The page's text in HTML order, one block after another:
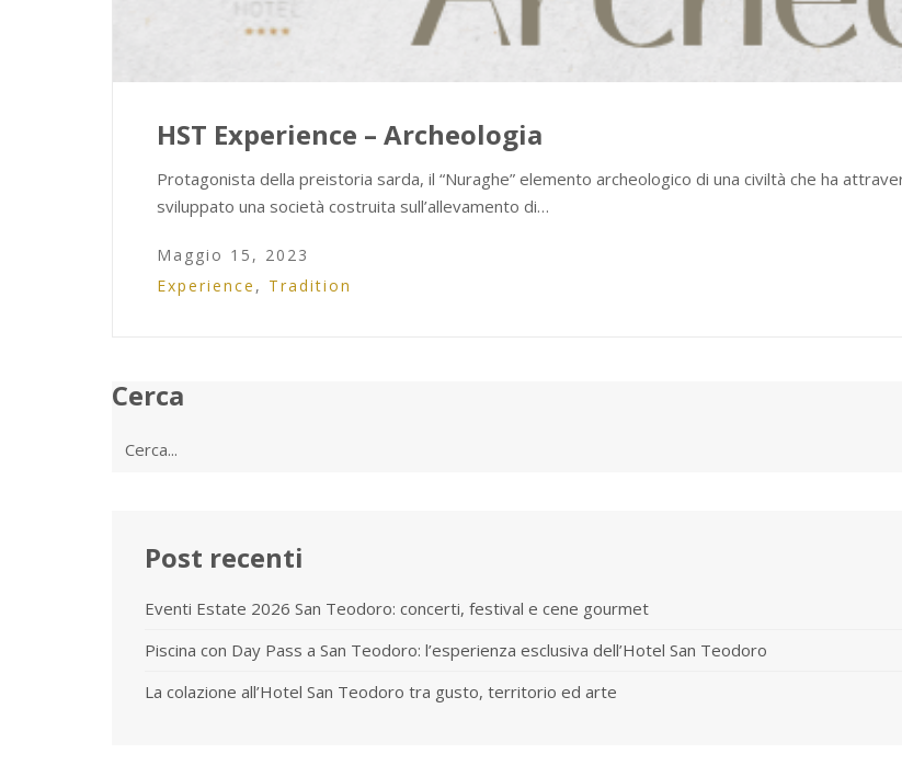
HST Experience – Archeologia
Protagonista della preistoria sarda, il “Nuraghe” elemento archeologico di una civiltà che ha
sviluppato una società costruita sull’allevamento di…
Maggio 15, 2023
Experience , Tradition
Cerca
Post recenti
Eventi Estate 2026 San Teodoro: concerti, festival e cene gourmet
Piscina con Day Pass a San Teodoro: l’esperienza esclusiva dell’Hotel San Teodoro
La colazione all’Hotel San Teodoro tra gusto, territorio ed arte